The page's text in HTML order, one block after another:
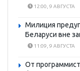
12:00, 9 АВГУСТА
Милиция
Беларуси вне
11:09, 9 АВГУСТА
От